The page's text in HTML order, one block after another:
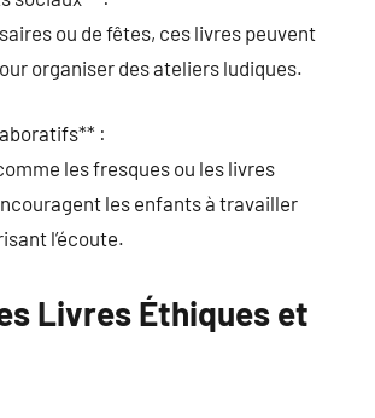
ou de fêtes, ces livres peuvent
organiser des ateliers ludiques.
:
les fresques ou les livres
les enfants à travailler
l’écoute.
Livres Éthiques et